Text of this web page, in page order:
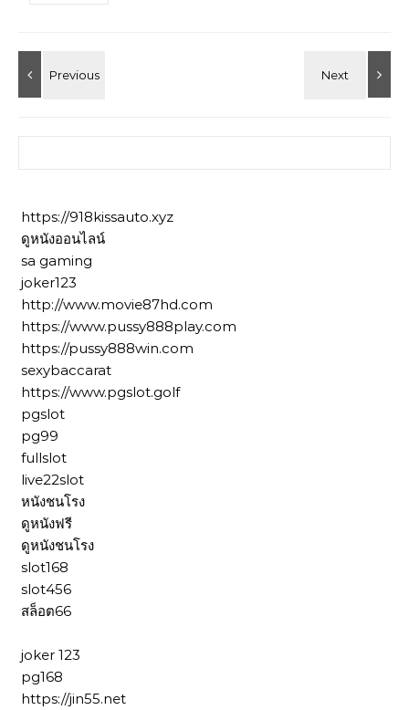
https://918kissauto.xyz
ดูหนังออนไลน์
sa gaming
joker123
http://www.movie87hd.com
https://www.pussy888play.com
https://pussy888win.com
sexybaccarat
https://www.pgslot.golf
pgslot
pg99
fullslot
live22slot
หนังชนโรง
ดูหนังฟรี
ดูหนังชนโรง
slot168
slot456
สล็อต66
joker 123
pg168
https://jin55.net